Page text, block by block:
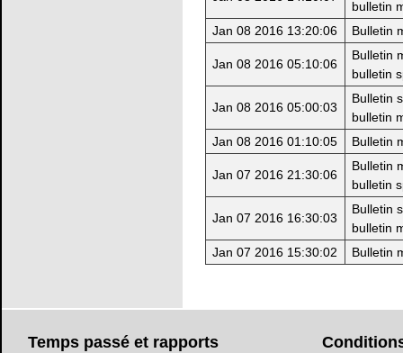
bulletin
Jan 08 2016 13:20:06
Bulletin
Jan 08 2016 05:10:06
Bulletin
bulletin
Jan 08 2016 05:00:03
Bulletin
bulletin
Jan 08 2016 01:10:05
Bulletin
Jan 07 2016 21:30:06
Bulletin
bulletin
Jan 07 2016 16:30:03
Bulletin
bulletin
Jan 07 2016 15:30:02
Bulletin
Tempspassé et rapports